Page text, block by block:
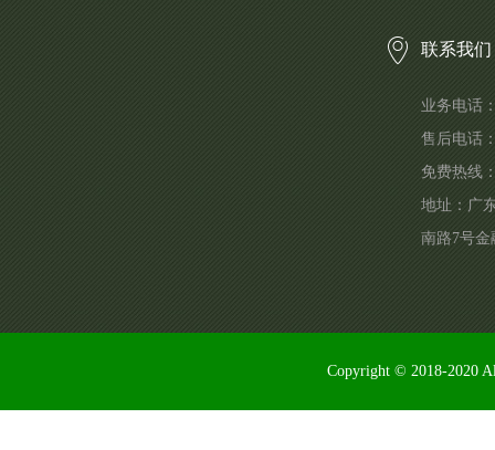
联系我们
业务电话
售后电话
免费热线
地址：广
南路7号金
Copyright © 2018-2020